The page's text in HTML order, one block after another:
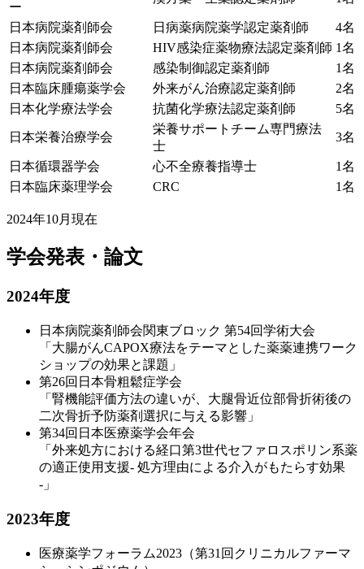
ー
日本病院薬剤師会 日病薬病院薬学認定薬剤師
4名
日本病院薬剤師会
HIV感染症薬物療法認定薬剤師 1名
日本病院薬剤師会
感染制御認定薬剤師
1名
日本臨床腫瘍薬学会
外来がん治療認定薬剤師
2名
日本化学療法学会
抗菌化学療法認定薬剤師 5名
日本栄養治療学会
栄養サポートチーム専門療法
士
3名
日本循環器学会 心不全療養指導士
1名
日本臨床薬理学会
CRC 1名
2024年10月現在
学会発表・論文
2024年度
日本病院薬剤師会関東ブロック 第54回学術大会
「大腸がんCAPOX療法をテーマとした薬薬連携ワーク
ショップの効果と課題」
第26回日本骨粗鬆症学会
「腎機能評価方法の違いが、大腿骨近位部骨折術後の
二次骨折予防薬剤選択に与える影響」
第34回日本医療薬学会年会
「外来処方における経口第3世代セファロスポリン系薬
の適正使用支援- 処方理由による介入がもたらす効果
-」
2023年度
医療薬学フォーラム2023（第31回クリニカルファーマ